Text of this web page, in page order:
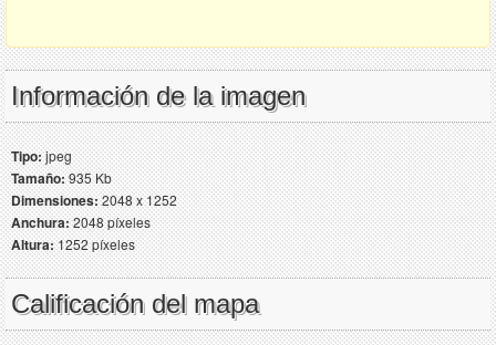
Información de la imagen
Tipo:jpeg
Tamaño:935 Kb
Dimensiones:2048 x 1252
Anchura:2048 píxeles
Altura:1252 píxeles
Calificación del mapa